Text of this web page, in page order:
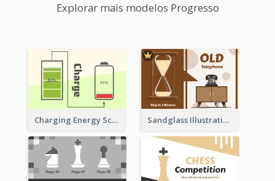
Explorar mais modelos Progresso
Charging Energy Schematic Diagram Sandglass Illustration About Telephone